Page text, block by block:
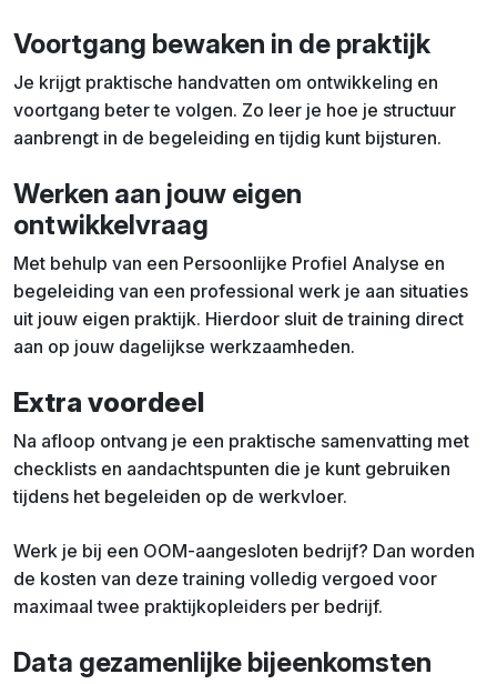
Voortgang bewaken in de praktijk
Je krijgt praktische handvatten om ontwikkeling en
voortgang beter te volgen. Zo leer je hoe je structuur
aanbrengt in de begeleiding en tijdig kunt bijsturen.
Werken aan jouw eigen
ontwikkelvraag
Met behulp van een Persoonlijke Profiel Analyse en
begeleiding van een professional werk je aan situaties
uit jouw eigen praktijk. Hierdoor sluit de training direct
aan op jouw dagelijkse werkzaamheden.
Extra voordeel
Na afloop ontvang je een praktische samenvatting met
checklists en aandachtspunten die je kunt gebruiken
tijdens het begeleiden op de werkvloer.
Werk je bij een OOM-aangesloten bedrijf? Dan worden
de kosten van deze training volledig vergoed voor
maximaal twee praktijkopleiders per bedrijf.
Data gezamenlijke bijeenkomsten